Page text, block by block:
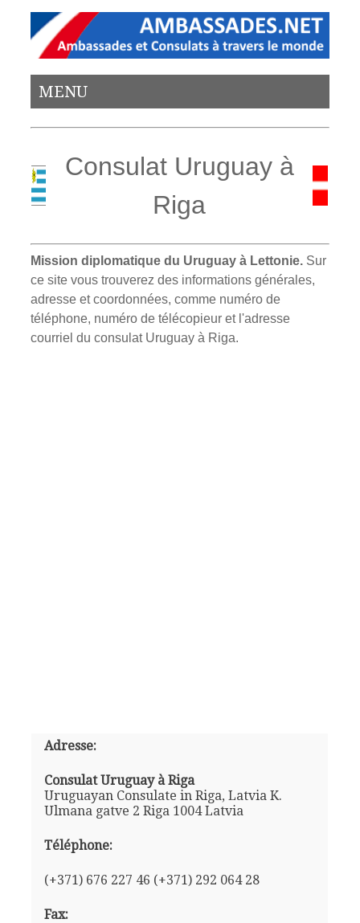
MENU
Consulat Uruguay à
Riga
Mission diplomatique du Uruguay à Lettonie. Sur
ce site vous trouverez des informations générales,
adresse et coordonnées, comme numéro de
téléphone, numéro de télécopieur et l'adresse
courriel du consulat Uruguay à Riga.
Adresse:
Consulat Uruguay à Riga
Uruguayan Consulate in Riga, Latvia K.
Ulmana gatve 2 Riga 1004 Latvia
Téléphone:
(+371) 676 227 46 (+371) 292 064 28
Fax: